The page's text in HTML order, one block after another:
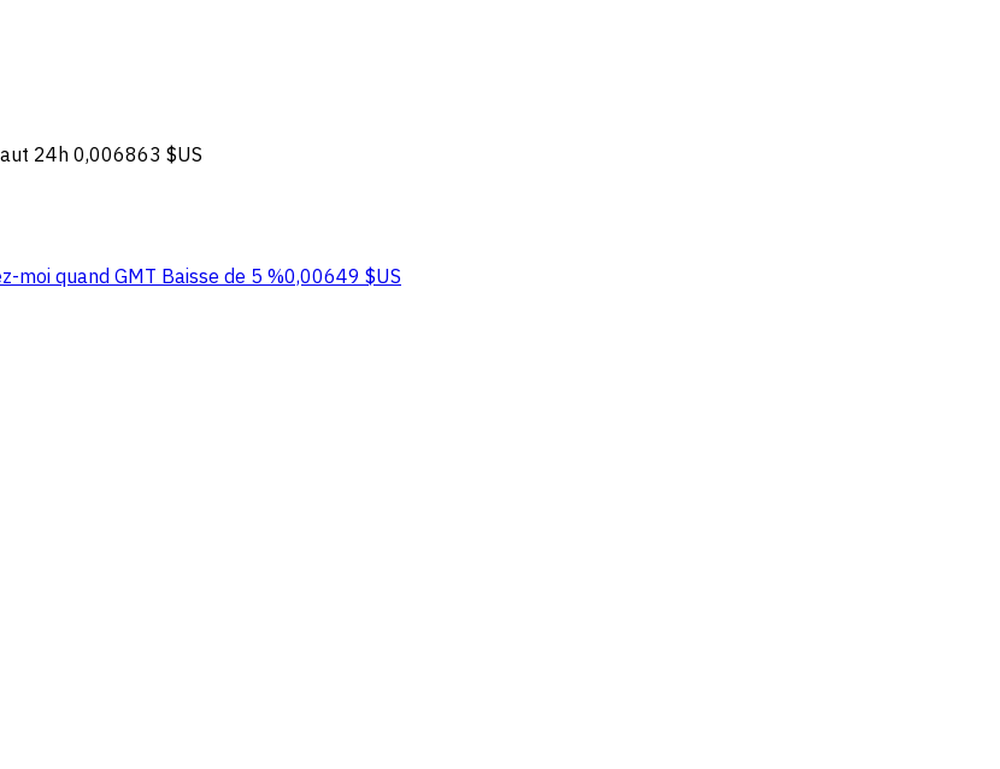
24h 0,006863 $US
moi quand GMT Baisse de 5 %0,00649 $US